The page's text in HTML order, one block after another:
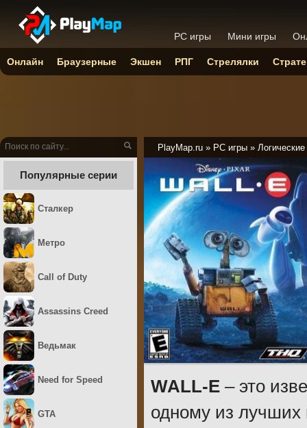
PlayMap.ru » PC игры » Логические
WALL-E – это
одному из лучших
Популярные серии
Сталкер
Метро
Call of Duty
Assassins Creed
Ведьмак
Need for Speed
GTA
PC игры Мини игры
Онлайн Браузерные Экшен РПГ Стрелялки